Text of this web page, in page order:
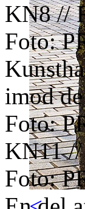
KN8 //
Foto:
imod
Foto:
KN11
Foto: